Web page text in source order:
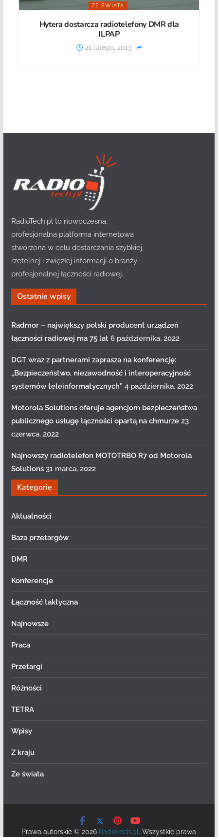
ZE ŚWIATA
Hytera dostarcza radiotelefony DMR dla
ILPAP
21 lutego, 2013
RadioTech.pl to nowoczesna,
profesjonalna platforma internetowa
stworzona w celu dostarczania szybkiej,
rzetelnej i zwięzłej informacji o branży
profesjonalnej łączności radiowej.
Ostatnie wpisy
Radmor – największy polski producent urządzeń
łączności radiowej ma 75 lat 6 października, 2022
DGT wraz z partnerami zaprasza na konferencję:
„Bezpieczeństwo, niezawodność i interoperacyjność
systemów teleinformatycznych” 4 października, 2022
Motorola Solutions oferuje agencjom bezpieczeństwa
publicznego usługę łączności opartą na chmurze 23
czerwca, 2022
Najnowszy radiotelefon MOTOTRBO R7 od Motorola
Solutions 31 marca, 2022
Kategorie
Aktualności
Baza przetargów
DMR
Konferencje
Łączność taktyczna
Najnowsze
Praca
Przetargi
Różności
TETRA
Wpisy
Z kraju
Ze świata
Prawa autorskie © 2026 RadioTech.pl . Wszystkie prawa